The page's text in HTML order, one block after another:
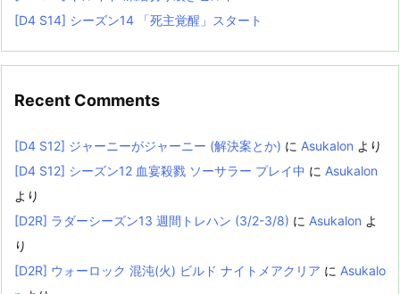
[D4 S14] シーズン14 「死主覚醒」スタート
Recent Comments
[D4 S12] ジャーニーがジャーニー (解決案とか) に Asukalon より
[D4 S12] シーズン12 血宴殺戮 ソーサラー プレイ中 に Asukalon
より
[D2R] ラダーシーズン13 週間トレハン (3/2-3/8) に Asukalon よ
り
[D2R] ウォーロック 混沌(火) ビルド ナイトメアクリア に Asukalo